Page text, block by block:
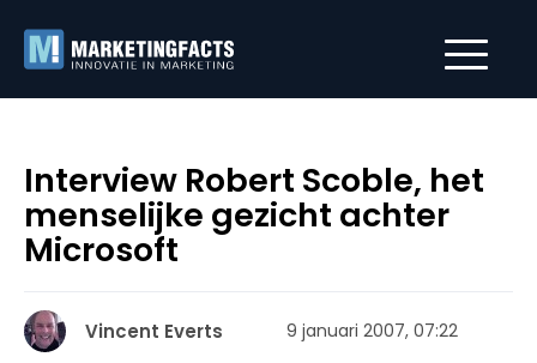
Interview Robert Scoble, het
menselijke gezicht achter
Microsoft
Vincent Everts 9 januari 2007, 07:22